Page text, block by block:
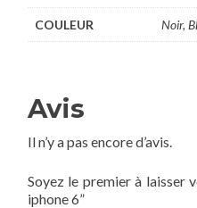
COULEUR Noir,
Avis
Il n’y a pas encore d’avis.
Soyez le premier à laisser
iphone 6”